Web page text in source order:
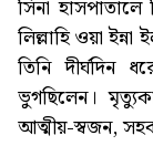
সিনা হাসপাতালে
লিল্লাহি ওয়া
তিনি দীর্ঘদিন
ভুগছিলেন।
আত্মীয়-স্বজন,